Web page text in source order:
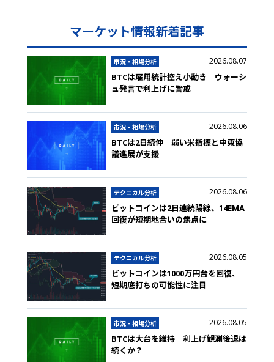
マーケット情報新着記事
市況・相場分析 2026.08.07
BTCは雇用統計控え小動き ウォーシ
ュ発言で利上げに警戒
市況・相場分析 2026.08.06
BTCは2日続伸 弱い米指標と中東協
議進展が支援
テクニカル分析 2026.08.06
ビットコインは2日連続陽線、14EMA
回復が短期地合いの焦点に
テクニカル分析 2026.08.05
ビットコインは1000万円台を回復、
短期底打ちの可能性に注目
市況・相場分析 2026.08.05
BTCは大台を維持 利上げ観測後退は
続くか？